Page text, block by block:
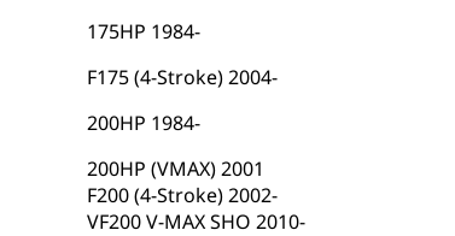
175HP 1984-
F175 (4-Stroke) 2004-
200HP 1984-
200HP (VMAX) 2001
F200 (4-Stroke) 2002-
VF200 V-MAX SHO 2010-